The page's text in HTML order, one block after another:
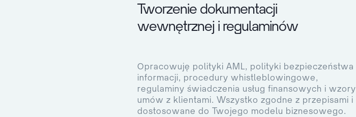
Tworzenie dokumentacji
wewnętrznej i regulaminów
Opracowuję polityki AML, polityki bezpieczeństwa
informacji, procedury whistleblowingowe,
regulaminy świadczenia usług finansowych i wzory
umów z klientami. Wszystko zgodne z przepisami i
dostosowane do Twojego modelu biznesowego.